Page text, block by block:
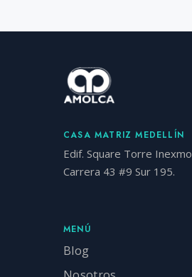
CASA MATRIZ MEDELLÍN
Edif. Square Torre
Carrera 43 #9 Sur 195.
MENÚ
Blog